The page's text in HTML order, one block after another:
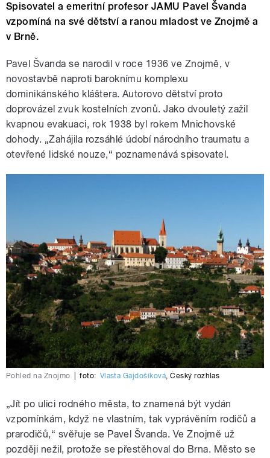
Spisovatel a emeritní profesor JAMU Pavel Švanda
vzpomíná na své dětství a ranou mladost ve Znojmě a
v Brně.
Pavel Švanda se narodil v roce 1936 ve Znojmě, v
novostavbě naproti baroknímu komplexu
dominikánského kláštera. Autorovo dětství proto
doprovázel zvuk kostelních zvonů. Jako dvouletý zažil
kvapnou evakuaci, rok 1938 byl rokem Mnichovské
dohody. „Zahájila rozsáhlé údobí národního traumatu a
otevřené lidské nouze,“ poznamenává spisovatel.
Pohled na Znojmo foto: Vlasta Gajdošíková,Český rozhlas
„Jít po ulici rodného města, to znamená být vydán
vzpomínkám, když ne vlastním, tak vyprávěním rodičů a
prarodičů,“ svěřuje se Pavel Švanda. Ve Znojmě už
později nežil, protože se přestěhoval do Brna. Město se